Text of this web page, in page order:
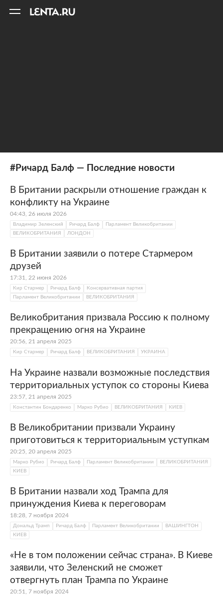
#Ричард Балф — Последние новости
В Британии раскрыли отношение граждан к
конфликту на Украине
04:43, 26 июля 2026
Владимир Зеленский Ричард Балф
Парламент Великобритании
ВЕЛИКОБРИТАНИЯ
ЛОНДОН
В Британии заявили о потере Стармером
друзей
17:31, 22 июня 2026
Кир Стармер Ричард Балф
Консервативная партия
Парламент Великобритании
ВЕЛИКОБРИТАНИЯ
Великобритания призвала Россию к полному
прекращению огня на Украине
20:56, 21 апреля 2025
Кир Стармер Ричард Балф ВЕЛИКОБРИТАНИЯ УКРАИНА
На Украине назвали возможные последствия
территориальных уступок со стороны Киева
23:57, 21 апреля 2025
Константин Бондаренко Марко Рубио ВЕЛИКОБРИТАНИЯ КИЕВ
В Великобритании призвали Украину
приготовиться к территориальным уступкам
20:25, 20 апреля 2025
Марко Рубио Ричард Балф Парламент Великобритании
ВЕЛИКОБРИТАНИЯ
КИЕВ
В Британии назвали ход Трампа для
принуждения Киева к переговорам
18:28, 7 ноября 2024
Дональд Трамп Ричард Балф Парламент Великобритании
ВАШИНГТОН
КИЕВ
«Не в том положении сейчас страна». В Киеве
заявили, что Зеленский не сможет
отвергнуть план Трампа по Украине
20:51, 7 ноября 2024